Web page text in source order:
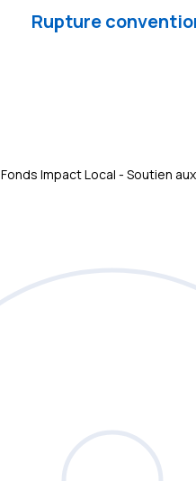
Rupture
Fonds Impact Local - Soutien